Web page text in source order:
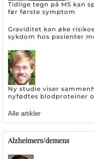
Tidlige tegn på MS kan
før første symptom
Graviditet kan øke
sykdom hos pasienter
Ny studie viser
nyfødtes blodproteiner
Alle artikler
Alzheimers/demens